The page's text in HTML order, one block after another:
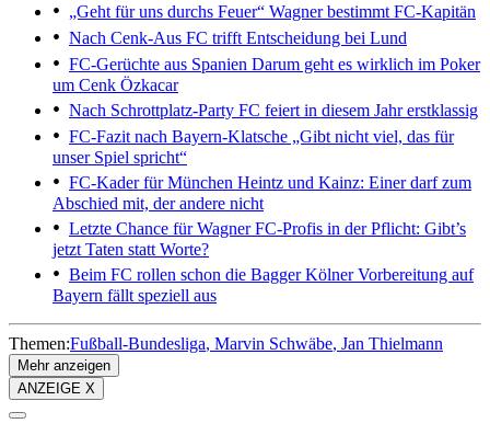
„Geht für uns durchs Feuer“ Wagner bestimmt FC-Kapitän
Nach Cenk-Aus FC trifft Entscheidung bei Lund
FC-Gerüchte aus Spanien Darum geht es wirklich im Poker
um Cenk Özkacar
Nach Schrottplatz-Party FC feiert in diesem Jahr erstklassig
FC-Fazit nach Bayern-Klatsche „Gibt nicht viel, das für
unser Spiel spricht“
FC-Kader für München Heintz und Kainz: Einer darf zum
Abschied mit, der andere nicht
Letzte Chance für WagnerFC-Profis in der Pflicht: Gibt’s
jetzt Taten statt Worte?
Beim FC rollen schon die BaggerKölner Vorbereitung auf
Bayern fällt speziell aus
Themen:Fußball-Bundesliga Marvin Schwäbe Jan Thielmann
Mehr anzeigen
ANZEIGE X